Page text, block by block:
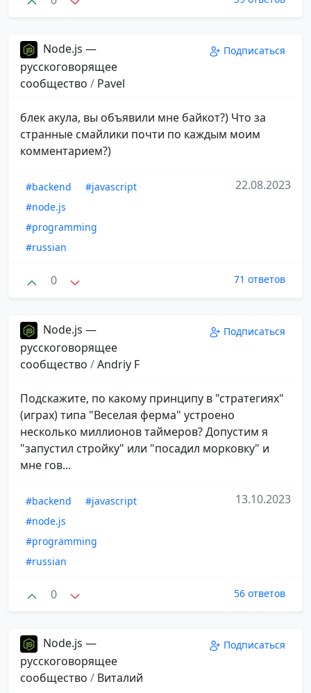
Node.js —
русскоговорящее
сообщество / Pavel
Подписаться
блек акула, вы объявили мне байкот?) Что за
странные смайлики почти по каждым моим
комментарием?)
#backend
#javascript
#node.js
#programming
#russian
22.08.2023
0 71 ответов
Node.js —
русскоговорящее
сообщество /Andriy F
Подписаться
Подскажите, по какому принципу в "стратегиях"
(играх) типа "Веселая ферма" устроено
несколько миллионов таймеров? Допустим я
"запустил стройку" или "посадил морковку" и
мне гов...
#backend
#javascript
#node.js
#programming
#russian
13.10.2023
0 56 ответов
Node.js —
русскоговорящее
сообщество / Виталий
Подписаться